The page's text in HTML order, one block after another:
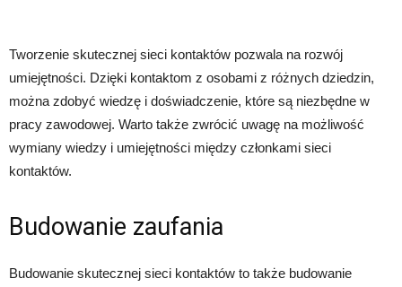
Tworzenie skutecznej sieci kontaktów pozwala na rozwój
umiejętności. Dzięki kontaktom z osobami z różnych dziedzin,
można zdobyć wiedzę i doświadczenie, które są niezbędne w
pracy zawodowej. Warto także zwrócić uwagę na możliwość
wymiany wiedzy i umiejętności między członkami sieci
kontaktów.
Budowanie zaufania
Budowanie skutecznej sieci kontaktów to także budowanie